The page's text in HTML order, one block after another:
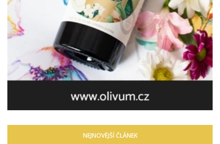
NEJNOVĚJŠÍ ČLÁNEK